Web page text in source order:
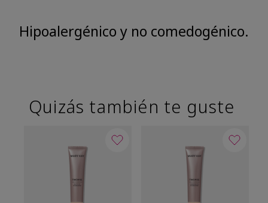
Hipoalergénico y no comedogénico.
Quizás también te guste